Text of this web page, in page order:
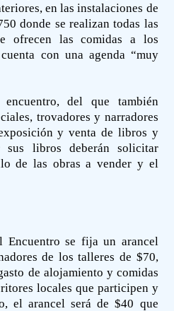
en las instalaciones de
donde se realizan todas las
ofrecen las comidas a los
con una agenda “muy
del que también
trovadores y narradores
y venta de libros y
sus libros deberán solicitar
de las obras a vender y el
Encuentro se fija un arancel
de los talleres de $70,
de alojamiento y comidas
locales que participen y
el arancel será de $40 que